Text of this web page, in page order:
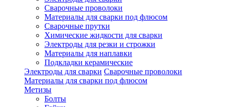
Сварочные проволоки
Материалы для сварки под флюсом
Сварочные прутки
Химические жидкости для сварки
Электроды для резки и строжки
Материалы для наплавки
Подкладки керамические
Электроды для сварки Сварочные проволоки
Материалы для сварки под флюсом
Метизы
Болты